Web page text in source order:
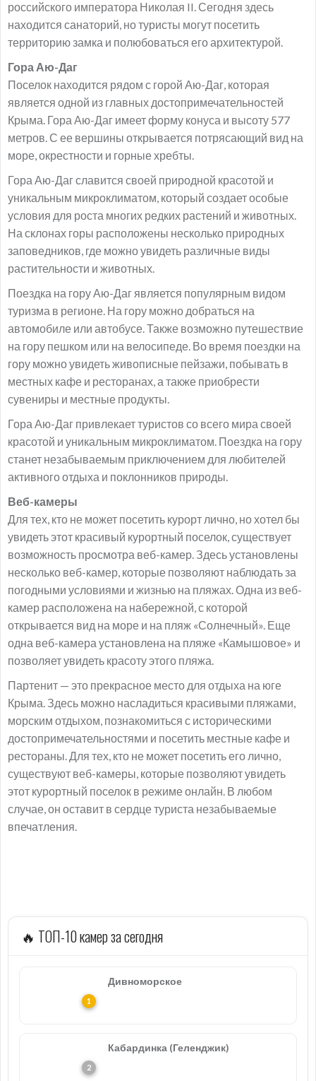
российского императора Николая II. Сегодня здесь
находится санаторий, но туристы могут посетить
территорию замка и полюбоваться его архитектурой.
Гора Аю-Даг
Поселок находится рядом с горой Аю-Даг, которая
является одной из главных достопримечательностей
Крыма. Гора Аю-Даг имеет форму конуса и высоту 577
метров. С ее вершины открывается потрясающий вид на
море, окрестности и горные хребты.
Гора Аю-Даг славится своей природной красотой и
уникальным микроклиматом, который создает особые
условия для роста многих редких растений и животных.
На склонах горы расположены несколько природных
заповедников, где можно увидеть различные виды
растительности и животных.
Поездка на гору Аю-Даг является популярным видом
туризма в регионе. На гору можно добраться на
автомобиле или автобусе. Также возможно путешествие
на гору пешком или на велосипеде. Во время поездки на
гору можно увидеть живописные пейзажи, побывать в
местных кафе и ресторанах, а также приобрести
сувениры и местные продукты.
Гора Аю-Даг привлекает туристов со всего мира своей
красотой и уникальным микроклиматом. Поездка на гору
станет незабываемым приключением для любителей
активного отдыха и поклонников природы.
Веб-камеры
Для тех, кто не может посетить курорт лично, но хотел бы
увидеть этот красивый курортный поселок, существует
возможность просмотра веб-камер. Здесь установлены
несколько веб-камер, которые позволяют наблюдать за
погодными условиями и жизнью на пляжах. Одна из веб-
камер расположена на набережной, с которой
открывается вид на море и на пляж «Солнечный». Еще
одна веб-камера установлена на пляже «Камышовое» и
позволяет увидеть красоту этого пляжа.
Партенит — это прекрасное место для отдыха на юге
Крыма. Здесь можно насладиться красивыми пляжами,
морским отдыхом, познакомиться с историческими
достопримечательностями и посетить местные кафе и
рестораны. Для тех, кто не может посетить его лично,
существуют веб-камеры, которые позволяют увидеть
этот курортный поселок в режиме онлайн. В любом
случае, он оставит в сердце туриста незабываемые
впечатления.
🔥 ТОП-10 камер за сегодня
Дивноморское
Кабардинка (Геленджик)